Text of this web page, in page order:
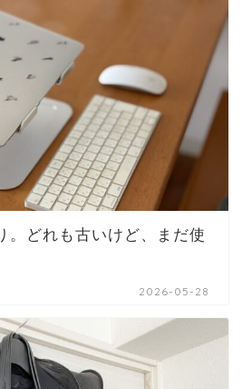
。どれも古いけど、まだ使
2026-05-28